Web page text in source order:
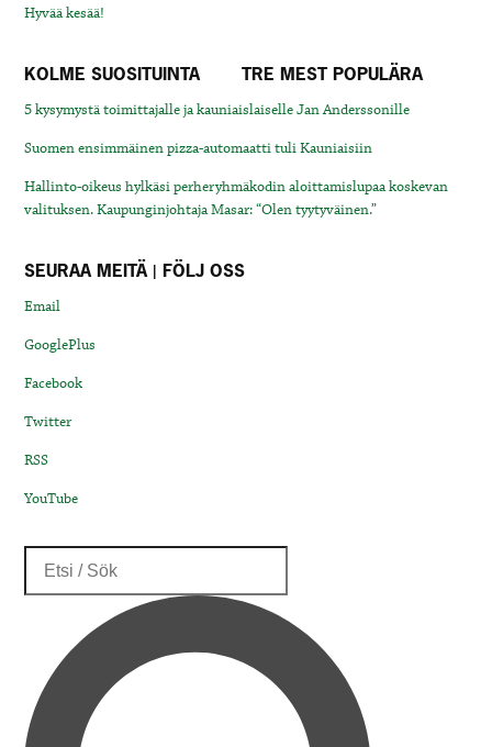
Hyvää kesää!
KOLME SUOSITUINTA TRE MEST POPULÄRA
5 kysymystä toimittajalle ja kauniaislaiselle Jan Anderssonille
Suomen ensimmäinen pizza-automaatti tuli Kauniaisiin
Hallinto-oikeus hylkäsi perheryhmäkodin aloittamislupaa koskevan
valituksen. Kaupunginjohtaja Masar: “Olen tyytyväinen.”
SEURAA MEITÄ | FÖLJ OSS
Email
GooglePlus
Facebook
Twitter
RSS
YouTube